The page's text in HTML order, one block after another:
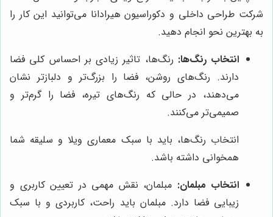
شرکت طراحی داخلی و دکوراسیون هیرادانا می‌توانید این کار را
به بهترین نحو انجام دهید.
انتخاب رنگ‌ها: رنگ‌ها، تاثیر زیادی بر احساس کلی فضا
دارند. رنگ‌های روشن، فضا را بزرگ‌تر و دلبازتر نشان
می‌دهند، در حالی که رنگ‌های تیره، فضا را گرم‌تر و
صمیمی‌تر می‌کنند.
انتخاب رنگ‌ها، باید با سبک معماری ویلا و سلیقه شما
همخوانی داشته باشد.
انتخاب مبلمان: مبلمان، نقش مهمی در تعیین کاربری و
زیبایی فضا دارد. مبلمان باید راحت، کاربردی و با سبک